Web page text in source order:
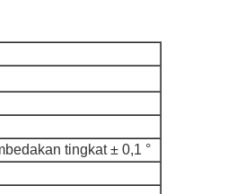
tingkat ± 0,1 °